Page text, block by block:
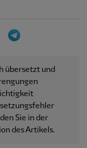
LinkedIn
übersetzt und
Sie in der
des Artikels.